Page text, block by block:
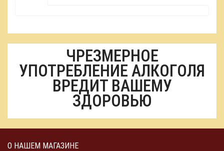
ЧРЕЗМЕРНОЕ
УПОТРЕБЛЕНИЕ АЛКОГОЛЯ
ВРЕДИТ ВАШЕМУ
ЗДОРОВЬЮ
О НАШЕМ МАГАЗИНЕ